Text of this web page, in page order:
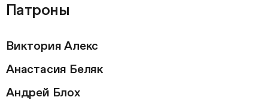
Патроны
Виктория Алекс
Анастасия Беляк
Андрей Блох